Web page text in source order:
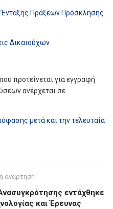
Πράξεων Πρόσκλησης
Δικαιούχων
προτείνεται για εγγραφή
ανέρχεται σε
μετά και την τελευταία
ανάρτηση
εντάχθηκε
και Έρευνας